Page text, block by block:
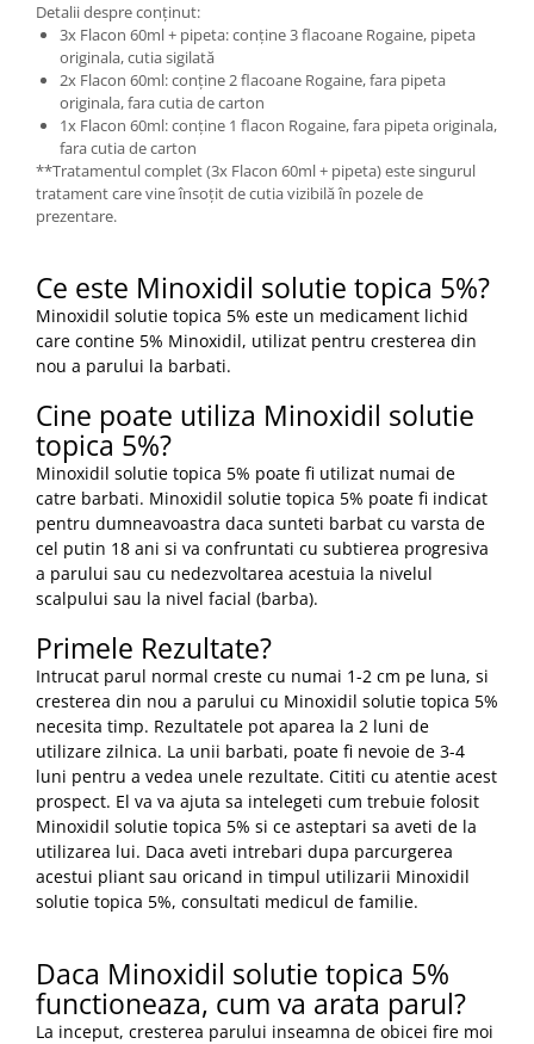
Detalii despre conținut:
3x Flacon 60ml + pipeta: conține 3 flacoane Rogaine, pipeta
originala, cutia sigilată
2x Flacon 60ml: conține 2 flacoane Rogaine, fara pipeta
originala, fara cutia de carton
1x Flacon 60ml: conține 1 flacon Rogaine, fara pipeta originala,
fara cutia de carton
**Tratamentul complet (3x Flacon 60ml + pipeta) este singurul
tratament care vine însoțit de cutia vizibilă în pozele de
prezentare.
Ce este Minoxidil solutie topica 5%?
Minoxidil solutie topica 5% este un medicament lichid
care contine 5% Minoxidil, utilizat pentru cresterea din
nou a parului la barbati.
Cine poate utiliza Minoxidil solutie
topica 5%?
Minoxidil solutie topica 5% poate fi utilizat numai de
catre barbati. Minoxidil solutie topica 5% poate fi indicat
pentru dumneavoastra daca sunteti barbat cu varsta de
cel putin 18 ani si va confruntati cu subtierea progresiva
a parului sau cu nedezvoltarea acestuia la nivelul
scalpului sau la nivel facial (barba).
Primele Rezultate?
Intrucat parul normal creste cu numai 1-2 cm pe luna, si
cresterea din nou a parului cu Minoxidil solutie topica 5%
necesita timp. Rezultatele pot aparea la 2 luni de
utilizare zilnica. La unii barbati, poate fi nevoie de 3-4
luni pentru a vedea unele rezultate. Cititi cu atentie acest
prospect. El va va ajuta sa intelegeti cum trebuie folosit
Minoxidil solutie topica 5% si ce asteptari sa aveti de la
utilizarea lui. Daca aveti intrebari dupa parcurgerea
acestui pliant sau oricand in timpul utilizarii Minoxidil
solutie topica 5%, consultati medicul de familie.
Daca Minoxidil solutie topica 5%
functioneaza, cum va arata parul?
La inceput, cresterea parului inseamna de obicei fire moi